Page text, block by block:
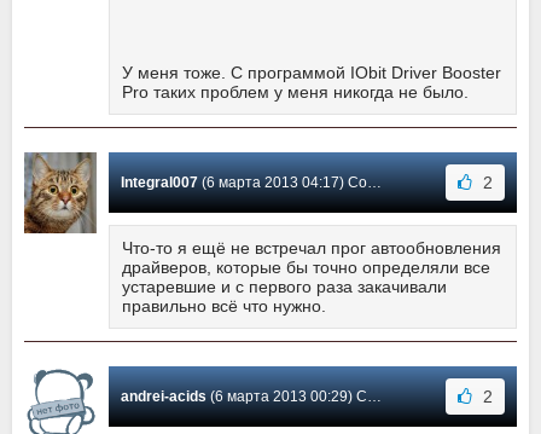
У меня тоже. С программой IObit Driver Booster
Pro таких проблем у меня никогда не было.
Integral007(6 марта 2013 04:17) Сообщение #2 2
Что-то я ещё не встречал прог автообновления
драйверов, которые бы точно определяли все
устаревшие и с первого раза закачивали
правильно всё что нужно.
andrei-acids(6 марта 2013 00:29) Сообщение #1 2